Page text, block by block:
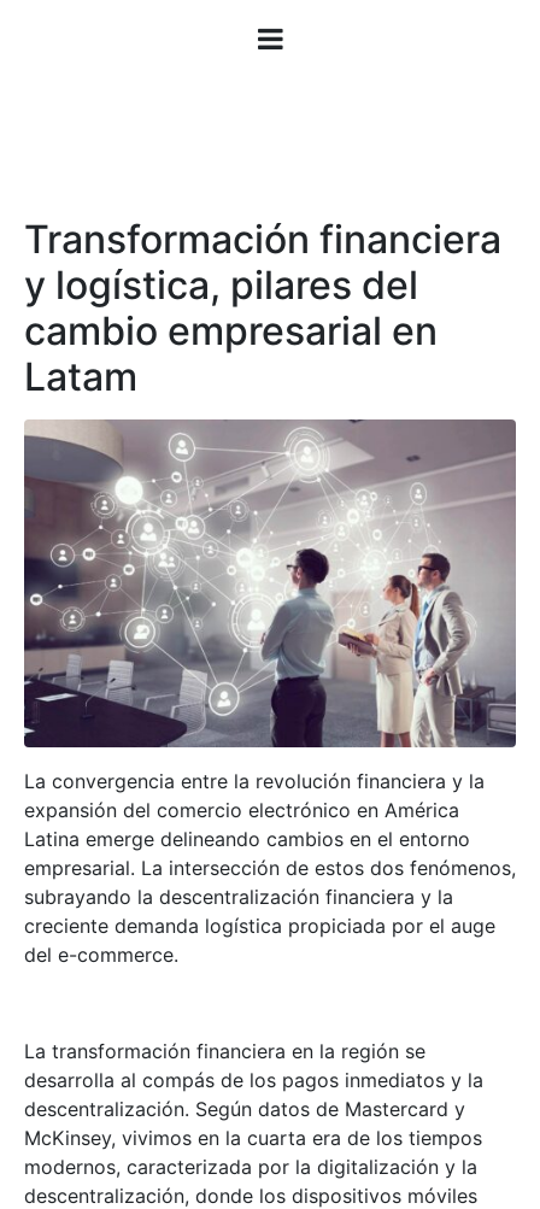
Transformación financiera
y logística, pilares del
cambio empresarial en
Latam
La convergencia entre la revolución financiera y la
expansión del comercio electrónico en América
Latina emerge delineando cambios en el entorno
empresarial. La intersección de estos dos fenómenos,
subrayando la descentralización financiera y la
creciente demanda logística propiciada por el auge
del e-commerce.
La transformación financiera en la región se
desarrolla al compás de los pagos inmediatos y la
descentralización. Según datos de Mastercard y
McKinsey, vivimos en la cuarta era de los tiempos
modernos, caracterizada por la digitalización y la
descentralización, donde los dispositivos móviles